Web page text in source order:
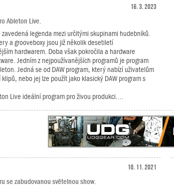
16. 3. 2023
Ableton Live.
zavedená legenda mezi určitými skupinami hudebníků.
a grooveboxy jsou již několik desetiletí
hardwarem. Doba však pokročila a hardware
Jedním z nejpoužívanějších programů je program
Jedná se od DAW program, který nabízí uživatelům
nebo jej lze použít jako klasický DAW program s
Live ideální program pro živou produkci....
10. 11. 2021
se zabudovanou světelnou show.